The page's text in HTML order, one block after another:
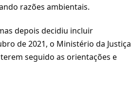
razões ambientais.
depois decidiu incluir
de 2021, o Ministério da Justiça
seguido as orientações e